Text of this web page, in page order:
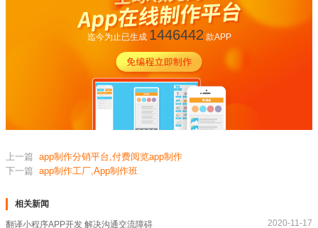
迄今为止已生成 1446442 款APP
上一篇 app制作分销平台,付费阅览app制作
下一篇 app制作工厂,App制作班
相关新闻
翻译小程序APP开发 解决沟通交流障碍 2020-11-17